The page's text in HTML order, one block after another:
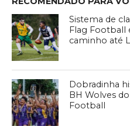
Sistema de
Flag Football
caminho até
Dobradinha
BH Wolves
Football